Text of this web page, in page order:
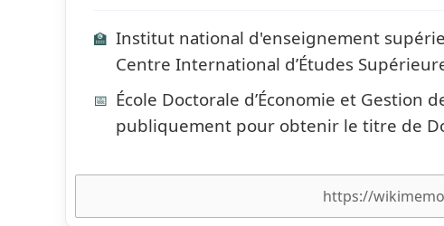
🏫 Institut national d'enseignement
Centre International d’Études
📅 École Doctorale d’Économie et
publiquement pour obtenir le titre de